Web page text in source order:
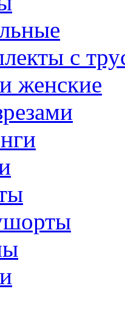
с
женские